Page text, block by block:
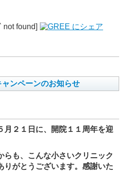
not found]
ンペーンのお知らせ
月２１日に、開院１１周年を迎
らも、こんな小さいクリニック
りがとうございます。感謝いた